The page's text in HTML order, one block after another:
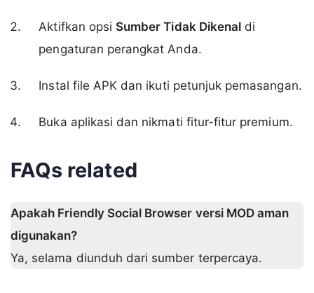
Aktifkan opsi Sumber Tidak Dikenal di
pengaturan perangkat Anda.
Instal file APK dan ikuti petunjuk pemasangan.
Buka aplikasi dan nikmati fitur-fitur premium.
FAQs related
Apakah Friendly Social Browser versi MOD aman
digunakan?
Ya, selama diunduh dari sumber terpercaya.